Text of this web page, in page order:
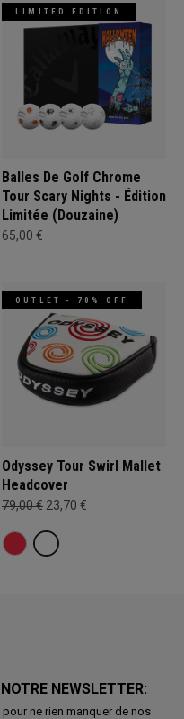
LIMITED EDITION
Balles De Golf Chrome
Tour Scary Nights - Édition
Limitée (Douzaine)
65,00 €
OUTLET - 70% OFF
Odyssey Tour Swirl Mallet
Headcover
79,00 € 23,70 €
NEWSLETTER:
ne rien manquer de nos